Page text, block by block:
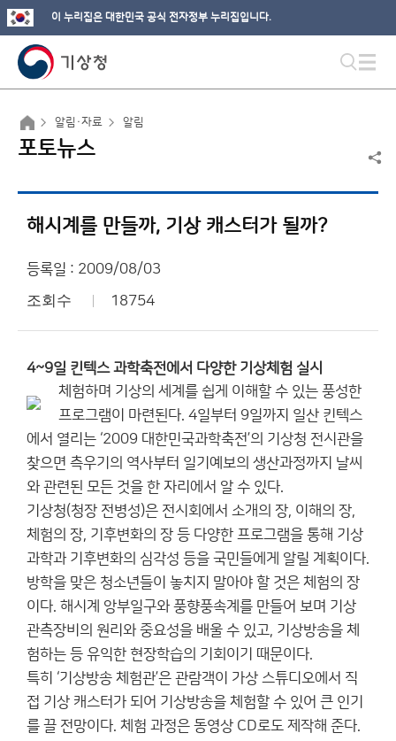
이 누리집은 대한민국 공식 전자정부 누리집입니다.
알림·자료 알림
포토뉴스
해시계를 만들까, 기상 캐스터가 될까?
등록일 : 2009/08/03
조회수 18754
4~9일 킨텍스 과학축전에서 다양한 기상체험 실시
체험하며 기상의 세계를 쉽게 이해할 수 있는 풍성한
프로그램이 마련된다. 4일부터 9일까지 일산 킨텍스
에서 열리는 ‘2009 대한민국과학축전’의 기상청 전시관을
찾으면 측우기의 역사부터 일기예보의 생산과정까지 날씨
와 관련된 모든 것을 한 자리에서 알 수 있다.
기상청(청장 전병성)은 전시회에서 소개의 장, 이해의 장,
체험의 장, 기후변화의 장 등 다양한 프로그램을 통해 기상
과학과 기후변화의 심각성 등을 국민들에게 알릴 계획이다.
방학을 맞은 청소년들이 놓치지 말아야 할 것은 체험의 장
이다. 해시계 앙부일구와 풍향풍속계를 만들어 보며 기상
관측장비의 원리와 중요성을 배울 수 있고, 기상방송을 체
험하는 등 유익한 현장학습의 기회이기 때문이다.
특히 ‘기상방송 체험관’은 관람객이 가상 스튜디오에서 직
접 기상 캐스터가 되어 기상방송을 체험할 수 있어 큰 인기
를 끌 전망이다. 체험 과정은 동영상 CD로도 제작해 준다.